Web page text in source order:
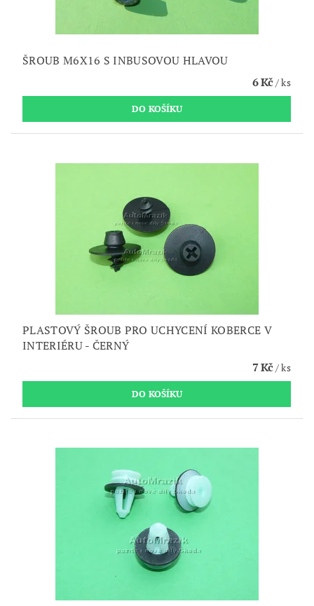
ŠROUB M6X16 S INBUSOVOU HLAVOU
6 Kč/ ks
PLASTOVÝ ŠROUB PRO UCHYCENÍ KOBERCE V
INTERIÉRU - ČERNÝ
7 Kč/ ks